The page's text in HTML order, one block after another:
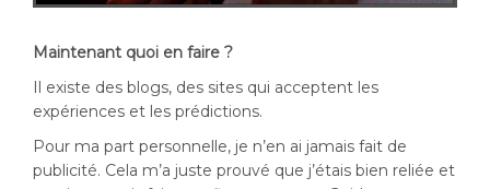
Maintenant quoi en faire ?
Il existe des blogs, des sites qui acceptent les
expériences et les prédictions.
Pour ma part personnelle, je n’en ai jamais fait de
publicité. Cela m’a juste prouvé que j’étais bien reliée et